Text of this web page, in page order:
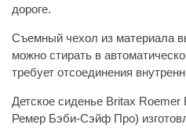
дороге.
Съемный чехол из материала
можно стирать в
требует отсоединения
Детское сиденье Britax Roemer
Ремер Бэби-Сэйф Про)